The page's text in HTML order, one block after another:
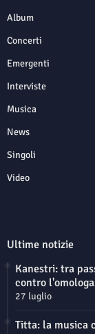
Album
Concerti
Emergenti
Interviste
Musica
News
Singoli
Video
Ultime notizie
Kanestri: tra
contro
27 luglio
Titta: la musica